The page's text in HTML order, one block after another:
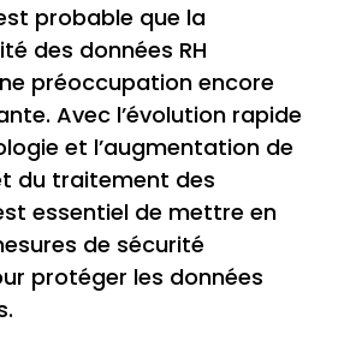
probable que la
des données RH
préoccupation encore
Avec l’évolution rapide
et l’augmentation de
du traitement des
essentiel de mettre en
de sécurité
protéger les données